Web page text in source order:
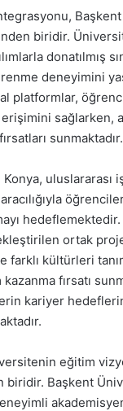
biridir.
donatılmış
deneyimini
platformlar,
sağlarken,
sunmaktadır.
uluslararası
hedeflemektedir.
ortak
farklı kültürleri
fırsatı
kariyer
eğitim
biridir. Başkent